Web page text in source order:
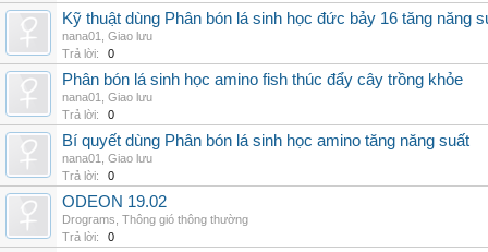
Kỹ thuật dùng Phân bón lá sinh học đức bảy 16 tăng năng
nana01
Giao lưu
Trả lời:
0
Phân bón lá sinh học amino fish thúc đẩy cây trồng khỏe
nana01
Giao lưu
Trả lời:
0
Bí quyết dùng Phân bón lá sinh học amino tăng năng suất
nana01
Giao lưu
Trả lời:
0
ODEON 19.02
Drograms Thông gió thông thường
Trả lời:
0